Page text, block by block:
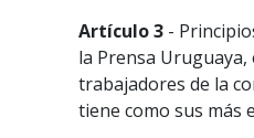
Artículo 3 -
la Prensa Uruguaya,
trabajadores de la
tiene como sus más